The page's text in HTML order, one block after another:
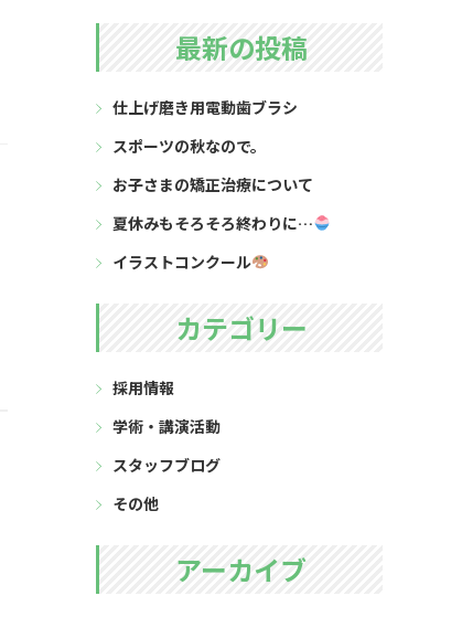
最新の投稿
仕上げ磨き用電動歯ブラシ
スポーツの秋なので。
お子さまの矯正治療について
夏休みもそろそろ終わりに…
イラストコンクール
カテゴリー
採用情報
学術・講演活動
スタッフブログ
その他
アーカイブ